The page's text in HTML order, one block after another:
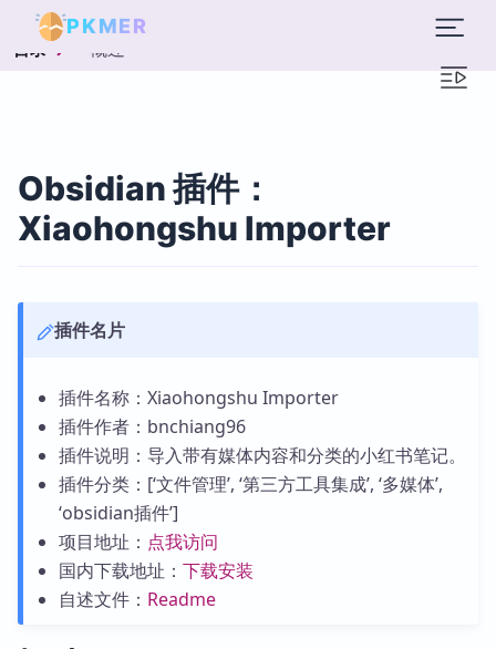
PKMER
目录 概述
Obsidian 插件：
Xiaohongshu Importer
插件名片
插件名称：Xiaohongshu Importer
插件作者：bnchiang96
插件说明：导入带有媒体内容和分类的小红书笔记。
插件分类：[‘文件管理’, ‘第三方工具集成’, ‘多媒体’,
‘obsidian插件’]
项目地址： 点我访问
国内下载地址： 下载安装
自述文件： Readme